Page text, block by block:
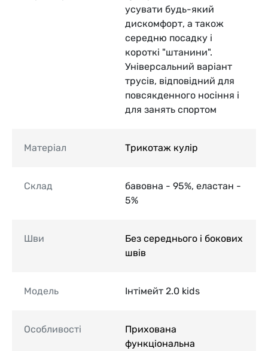
усувати будь-який
дискомфорт, а також
середню посадку і
короткі "штанини".
Універсальний варіант
трусів, відповідний для
повсякденного носіння і
для занять спортом
Матеріал Трикотаж кулір
Склад
бавовна - 95%, еластан -
5%
Шви
Без середнього і бокових
швів
Модель Інтімейт 2.0 kids
Особливості
Прихована
функціональна